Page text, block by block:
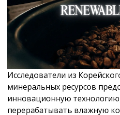
Исследователи из
минеральных ресурсов
инновационную
перерабатывать влажную